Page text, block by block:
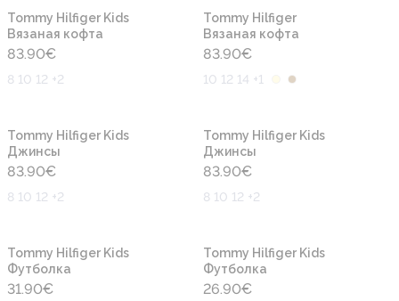
Tommy Hilfiger Kids
Вязаная кофта
83.90€
8 10 12 +2
Tommy Hilfiger
Вязаная кофта
83.90€
10 12 14 +1
Tommy Hilfiger Kids
Джинсы
83.90€
8 10 12 +2
Tommy Hilfiger Kids
Джинсы
83.90€
8 10 12 +2
Tommy Hilfiger Kids
Футболка
31.90€
Tommy Hilfiger Kids
Футболка
26.90€